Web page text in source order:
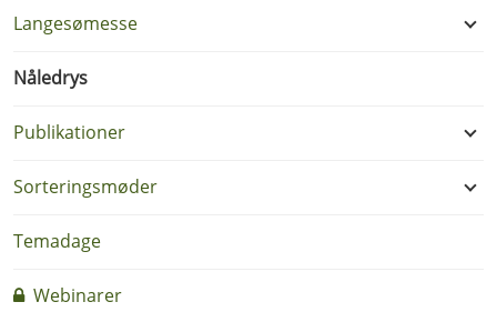
Langesømesse
Nåledrys
Publikationer
Sorteringsmøder
Temadage
Webinarer